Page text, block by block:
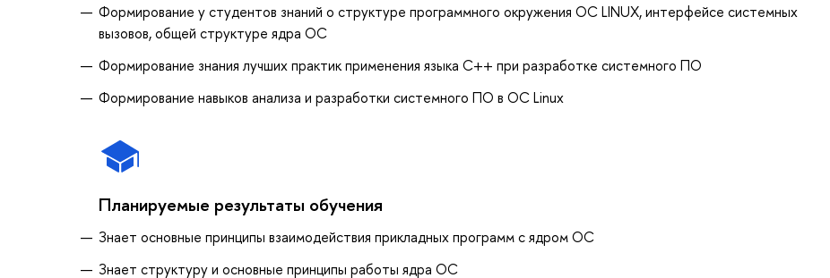
Формирование у студентов знаний о структуре программного окружения ОС LINUX, интерфейсе системных
вызовов, общей структуре ядра ОС
Формирование знания лучших практик применения языка С++ при разработке системного ПО
Формирование навыков анализа и разработки системного ПО в ОС Linux
Планируемые результаты обучения
Знает основные принципы взаимодействия прикладных программ с ядром ОС
Знает структуру и основные принципы работы ядра ОС